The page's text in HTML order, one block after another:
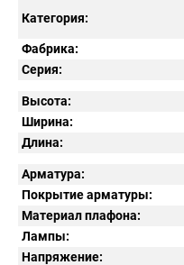
Категория:
Фабрика:
Серия:
Высота:
Ширина:
Длина:
Арматура:
Покрытие арматуры:
Материал плафона:
Лампы:
Напряжение: